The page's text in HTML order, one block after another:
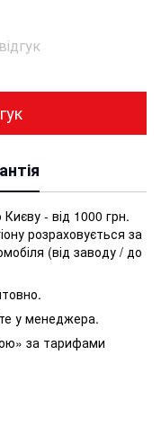
- від 1000 грн.
розраховується за
(від заводу / до
у менеджера.
за тарифами